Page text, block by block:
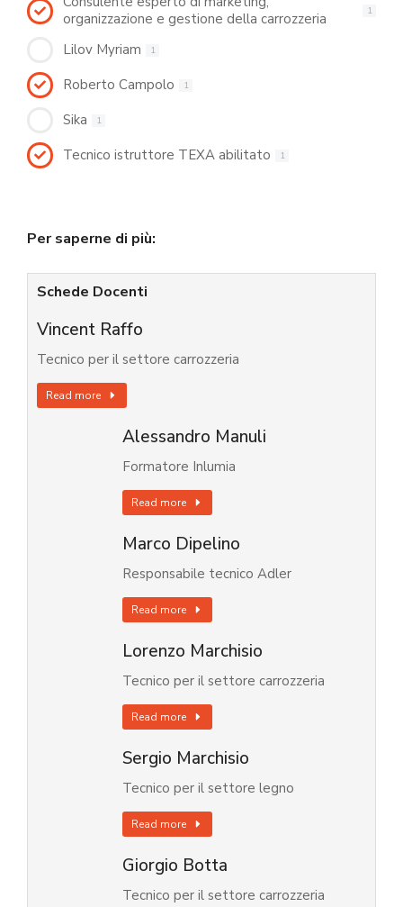
organizzazione e gestione della carrozzeria
1
Lilov Myriam 1
Roberto Campolo 1
Sika 1
Tecnico istruttore TEXA abilitato 1
Per saperne di più:
Schede Docenti
Vincent Raffo
Tecnico per il settore carrozzeria
Read more
Alessandro Manuli
Formatore Inlumia
Read more
Marco Dipelino
Responsabile tecnico Adler
Read more
Lorenzo Marchisio
Tecnico per il settore carrozzeria
Read more
Sergio Marchisio
Tecnico per il settore legno
Read more
Giorgio Botta
Tecnico per il settore carrozzeria